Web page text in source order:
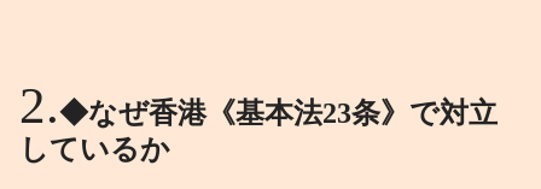
◆なぜ香港《基本法23条》で対立
しているか